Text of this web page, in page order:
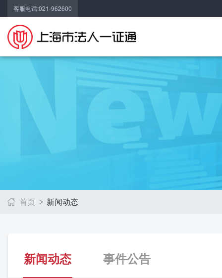
客服电话:021-962600
首页 新闻动态
新闻动态 事件公告